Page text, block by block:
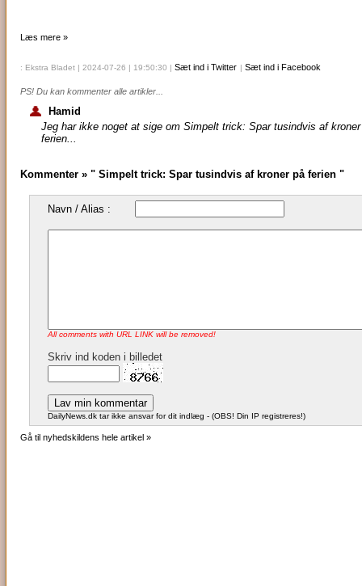
Læs mere »
: Ekstra Bladet | 2024-07-26 | 19:50:30 | Sæt ind i Twitter | Sæt ind i Facebook
PS! Du kan kommenter alle artikler...
Hamid
Jeg har ikke noget at sige om Simpelt trick: Spar tusindvis af kroner
ferien...
Kommenter » " Simpelt trick: Spar tusindvis af kroner på ferien "
Navn / Alias :
All comments with URL LINK will be removed!
Skriv ind koden i billedet
DailyNews.dk tar ikke ansvar for dit indlæg - (OBS! Din IP registreres!)
Gå til nyhedskildens hele artikel »